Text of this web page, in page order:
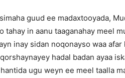
guud ee madaxtooyada,
tahay in aanu taaganahay meel
inay sidan noqonayso waa
hadal badan ayaa
ugu weyn ee meel taalla